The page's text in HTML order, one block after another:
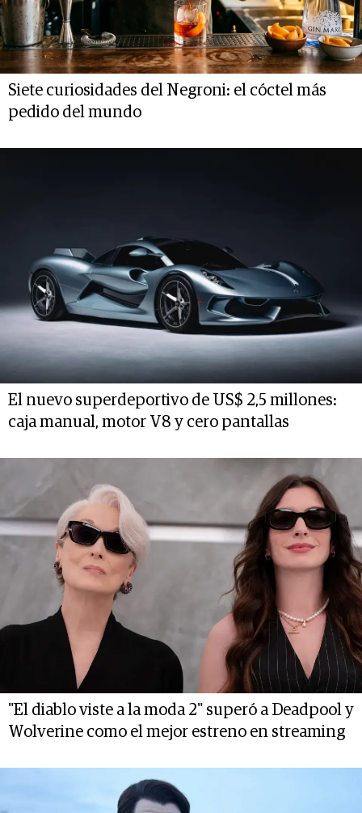
Siete curiosidades del Negroni: el cóctel más
pedido del mundo
El nuevo superdeportivo de US$ 2,5 millones:
caja manual, motor V8 y cero pantallas
"El diablo viste a la moda 2" superó a Deadpool y
Wolverine como el mejor estreno en streaming